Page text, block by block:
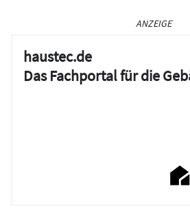
ANZEIGE
haustec.de
Das Fachportal für die